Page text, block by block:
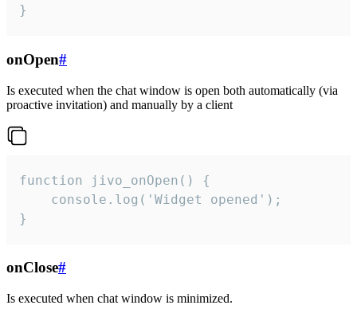
}
onOpen#
Is executed when the chat window is open both automatically (via
proactive invitation) and manually by a client
function jivo_onOpen() {
    console.log('Widget opened');
}
onClose#
Is executed when chat window is minimized.